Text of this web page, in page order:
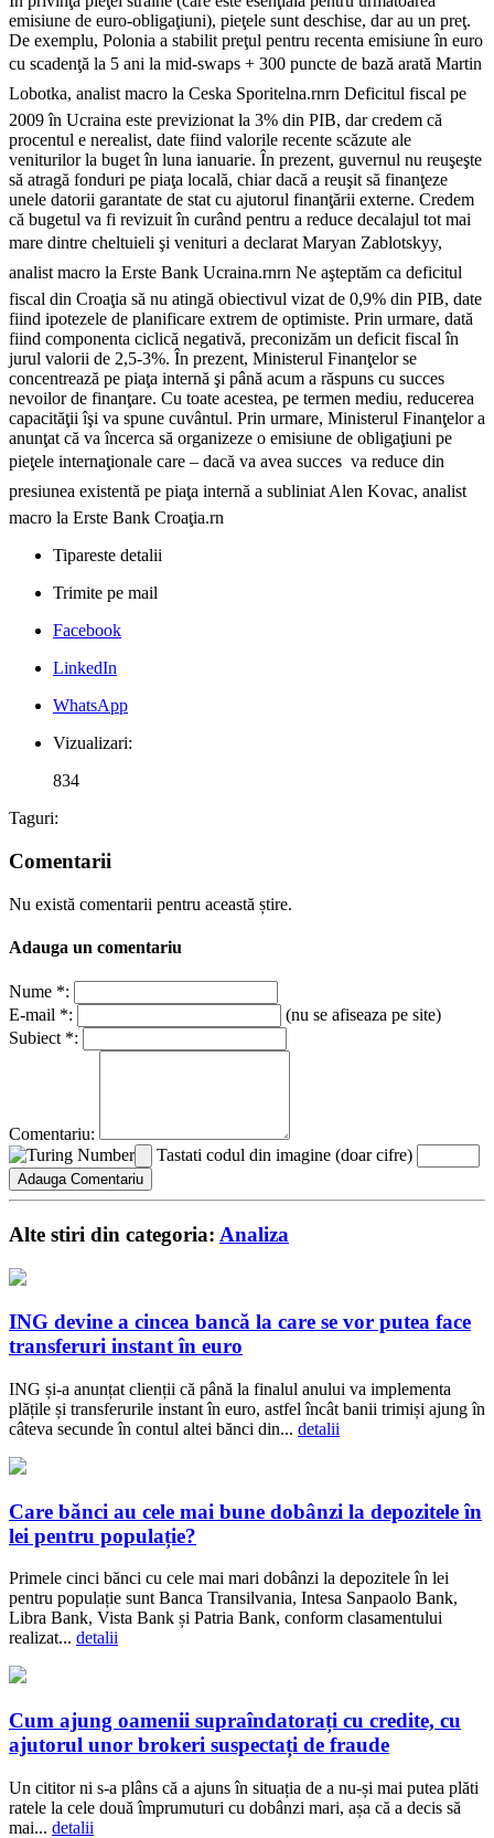
Tipareste detalii
Trimite pe mail
Facebook
LinkedIn
WhatsApp
Vizualizari:
834
Taguri:
Comentarii
Nu există comentarii pentru această știre.
Adauga un comentariu
Nume *:
E-mail *:
(nu se afiseaza pe site)
Subiect *:
Comentariu:
Tastati codul din imagine (doar cifre)
Alte stiri din categoria: Analiza
ING devine a cincea bancă la care se vor putea face
transferuri instant în euro
ING și-a anunțat clienții că până la finalul anului va implementa
plățile și transferurile instant în euro, astfel încât banii trimiși ajung în
câteva secunde în contul altei bănci din... detalii
Care bănci au cele mai bune dobânzi la depozitele în
lei pentru populație?
Primele cinci bănci cu cele mai mari dobânzi la depozitele în lei
pentru populație sunt Banca Transilvania, Intesa Sanpaolo Bank,
Libra Bank, Vista Bank și Patria Bank, conform clasamentului
realizat... detalii
Cum ajung oamenii supraîndatorați cu credite, cu
ajutorul unor brokeri suspectați de fraude
Un cititor ni s-a plâns că a ajuns în situația de a nu-și mai putea plăti
ratele la cele două împrumuturi cu dobânzi mari, așa că a decis să
mai... detalii